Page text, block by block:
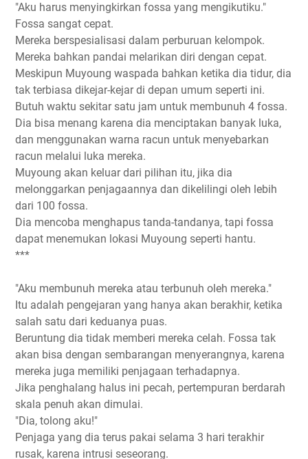
"Aku harus menyingkirkan fossa yang mengikutiku."
Fossa sangat cepat.
Mereka berspesialisasi dalam perburuan kelompok.
Mereka bahkan pandai melarikan diri dengan cepat.
Meskipun Muyoung waspada bahkan ketika dia tidur, dia
tak terbiasa dikejar-kejar di depan umum seperti ini.
Butuh waktu sekitar satu jam untuk membunuh 4 fossa.
Dia bisa menang karena dia menciptakan banyak luka,
dan menggunakan warna racun untuk menyebarkan
racun melalui luka mereka.
Muyoung akan keluar dari pilihan itu, jika dia
melonggarkan penjagaannya dan dikelilingi oleh lebih
dari 100 fossa.
Dia mencoba menghapus tanda-tandanya, tapi fossa
dapat menemukan lokasi Muyoung seperti hantu.
***
"Aku membunuh mereka atau terbunuh oleh mereka."
Itu adalah pengejaran yang hanya akan berakhir, ketika
salah satu dari keduanya puas.
Beruntung dia tidak memberi mereka celah. Fossa tak
akan bisa dengan sembarangan menyerangnya, karena
mereka juga memiliki penjagaan terhadapnya.
Jika penghalang halus ini pecah, pertempuran berdarah
skala penuh akan dimulai.
"Dia, tolong aku!"
Penjaga yang dia terus pakai selama 3 hari terakhir
rusak, karena intrusi seseorang.